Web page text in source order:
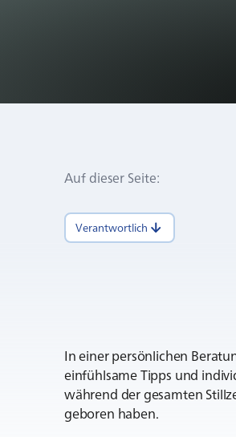
Auf dieser Seite:
Verantwortlich
In einer persönlichen
einfühlsame Tipps und
während der gesamten
geboren haben.